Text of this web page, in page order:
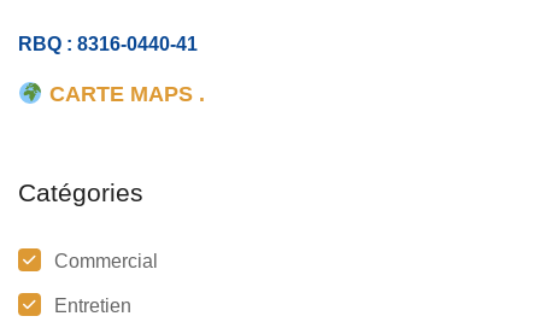
RBQ : 8316-0440-41
CARTE MAPS .
Catégories
Commercial
Entretien